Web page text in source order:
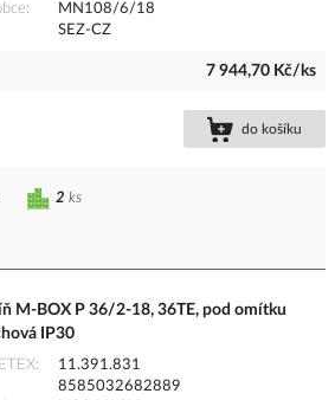
MN108/6/18
SEZ-CZ
7 944,70 Kč/ks
do košíku
2 ks
M-BOX P 36/2-18, 36TE, pod omítku
IP30
11.391.831
8585032682889